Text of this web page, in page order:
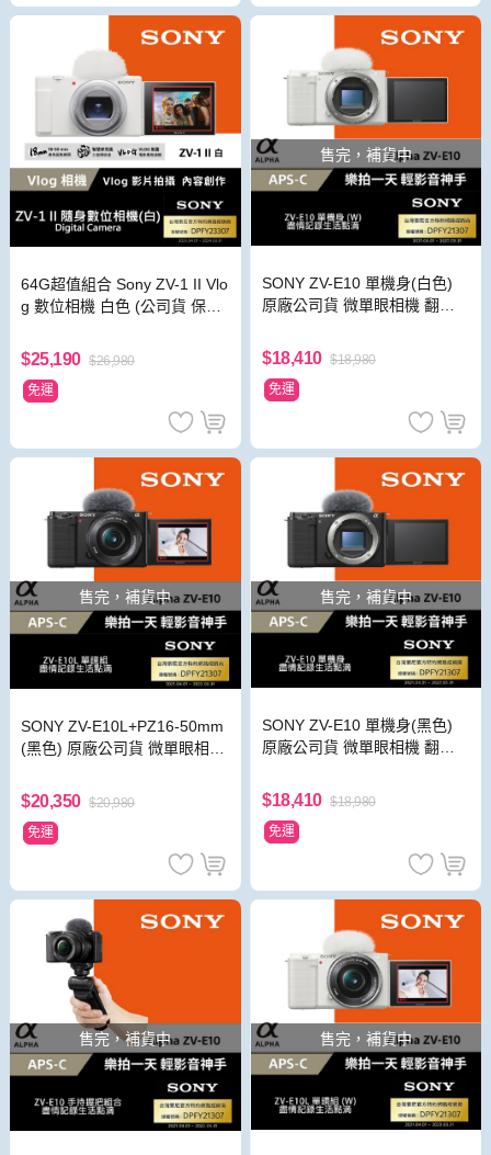
64G超值組合 Sony ZV-1 II Vlo
g 數位相機 白色 (公司貨 保固
$25,190 $26,980
免運
售完，補貨中
SONY ZV-E10 單機身(白色)
原廠公司貨 微單眼相機 翻轉
$18,410 $18,980
免運
售完，補貨中
SONY ZV-E10L+PZ16-50mm
(黑色) 原廠公司貨 微單眼相機
$20,350 $20,980
免運
售完，補貨中
SONY ZV-E10 單機身(黑色)
原廠公司貨 微單眼相機 翻轉
$18,410 $18,980
免運
售完，補貨中 售完，補貨中